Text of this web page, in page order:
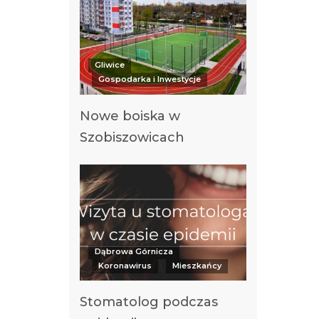
Gliwice
Gospodarka i Inwestycje
Nowe boiska w
Szobiszowicach
Dąbrowa Górnicza
Koronawirus
Mieszkańcy
Stomatolog podczas